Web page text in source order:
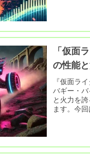
「仮面
の性能
『仮面ラ
バギー・
と火力を
ます。今